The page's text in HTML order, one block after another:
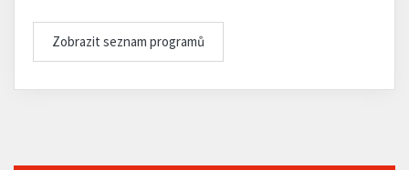
Zobrazit seznam programů